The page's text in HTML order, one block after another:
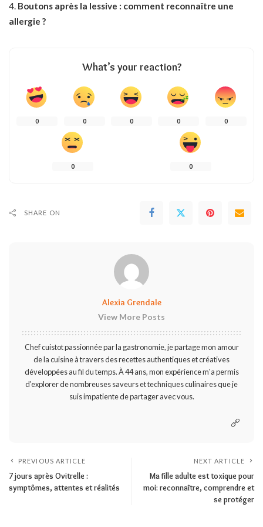
Boutons après la lessive : comment reconnaître une
allergie ?
What’s your reaction?
0 0 0 0 0
0 0
SHARE ON
Alexia Grendale
View More Posts
Chef cuistot passionnée par la gastronomie, je partage mon amour
de la cuisine à travers des recettes authentiques et créatives
développées au fil du temps. À 44 ans, mon expérience m'a permis
d'explorer de nombreuses saveurs et techniques culinaires que je
suis impatiente de partager avec vous.
PREVIOUS ARTICLE
7 jours après Ovitrelle :
symptômes, attentes et réalités
NEXT ARTICLE
Ma fille adulte est toxique pour
moi: reconnaître, comprendre et
se protéger